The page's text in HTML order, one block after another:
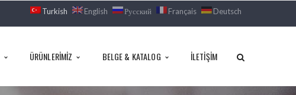
Turkish English Русский Français Deutsch
ÜRÜNLERIMIZ BELGE & KATALOG İLETIŞIM